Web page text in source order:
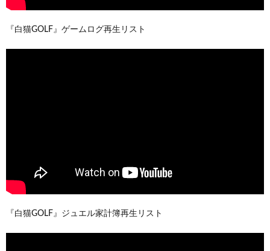
『白猫GOLF』ゲームログ再生リスト
『白猫GOLF』ジュエル家計簿再生リスト